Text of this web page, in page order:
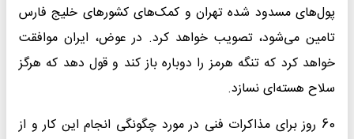
پول‌های مسدود شده تهران و کمک‌های کشورهای خلیج فارس
تامین می‌شود، تصویب خواهد کرد. در عوض، ایران موافقت
خواهد کرد که تنگه هرمز را دوباره باز کند و قول دهد که هرگز
سلاح هسته‌ای نسازد.
60 روز برای مذاکرات فنی در مورد چگونگی انجام این کار و از